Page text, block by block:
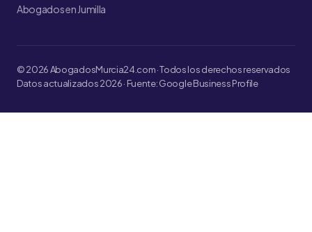
Abogados en Jumilla
© 2026 AbogadosMurcia24.com · Todos los derechos reservados
Datos actualizados 2026 · Fuente: Google Business Profile